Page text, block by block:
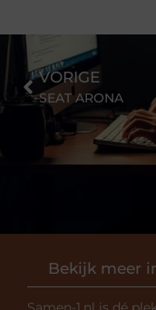
Bekijk meer
VORIGE
SEAT ARONA